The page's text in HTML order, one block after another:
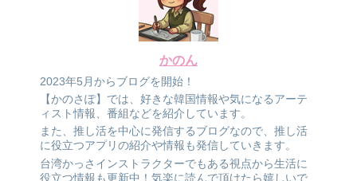
かのん
2023年5月からブログを開始！
【かのさぽ】では、好きな韓国情報や気になるアーテ
ィスト情報、番組などを紹介しています。
また、推し活を中心に発信するブログなので、推し活
に役立つアプリの紹介や情報も発信していきます。
台湾かっさインストラクターでもある視点から生活に
役立つ情報も更新中！気楽に読んで頂けたら嬉しいで